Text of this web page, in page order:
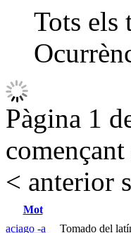
Tots els
Pàgina 1
< anterior
Mot
aciago -a
Tomado del